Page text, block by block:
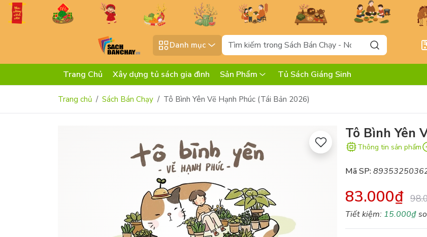
Danh mục
Trang Chủ Xây dựng tủ sách gia đình Sản Phẩm Tủ Sách Giáng Sinh
Trang chủ Sách Bán Chạy Tô Bình Yên Vẽ Hạnh Phúc (Tái Bản 2026)
Tô Bình Yên
Thông tin sản phẩm
Mã SP:
83.000₫
Tiết kiệm: 15.000₫